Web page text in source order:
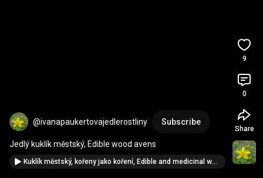
@ivanapaukertovajedlerostliny Subscribe
Jedlý kuklík městský, Edible wood avens
Kuklík městský, kořeny jako koření, Edible and medicinal wood avens roots
9
0
Share